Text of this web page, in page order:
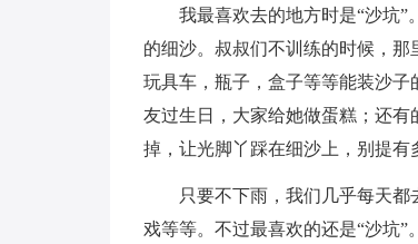
我最喜欢去的地方时是“沙坑”
的细沙。叔叔们不训练的时候，那
玩具车，瓶子，盒子等等能装沙
友过生日，大家给她做蛋糕；还
掉，让光脚丫踩在细沙上，别提有
只要不下雨，我们几乎每天
戏等等。不过最喜欢的还是“沙坑”。